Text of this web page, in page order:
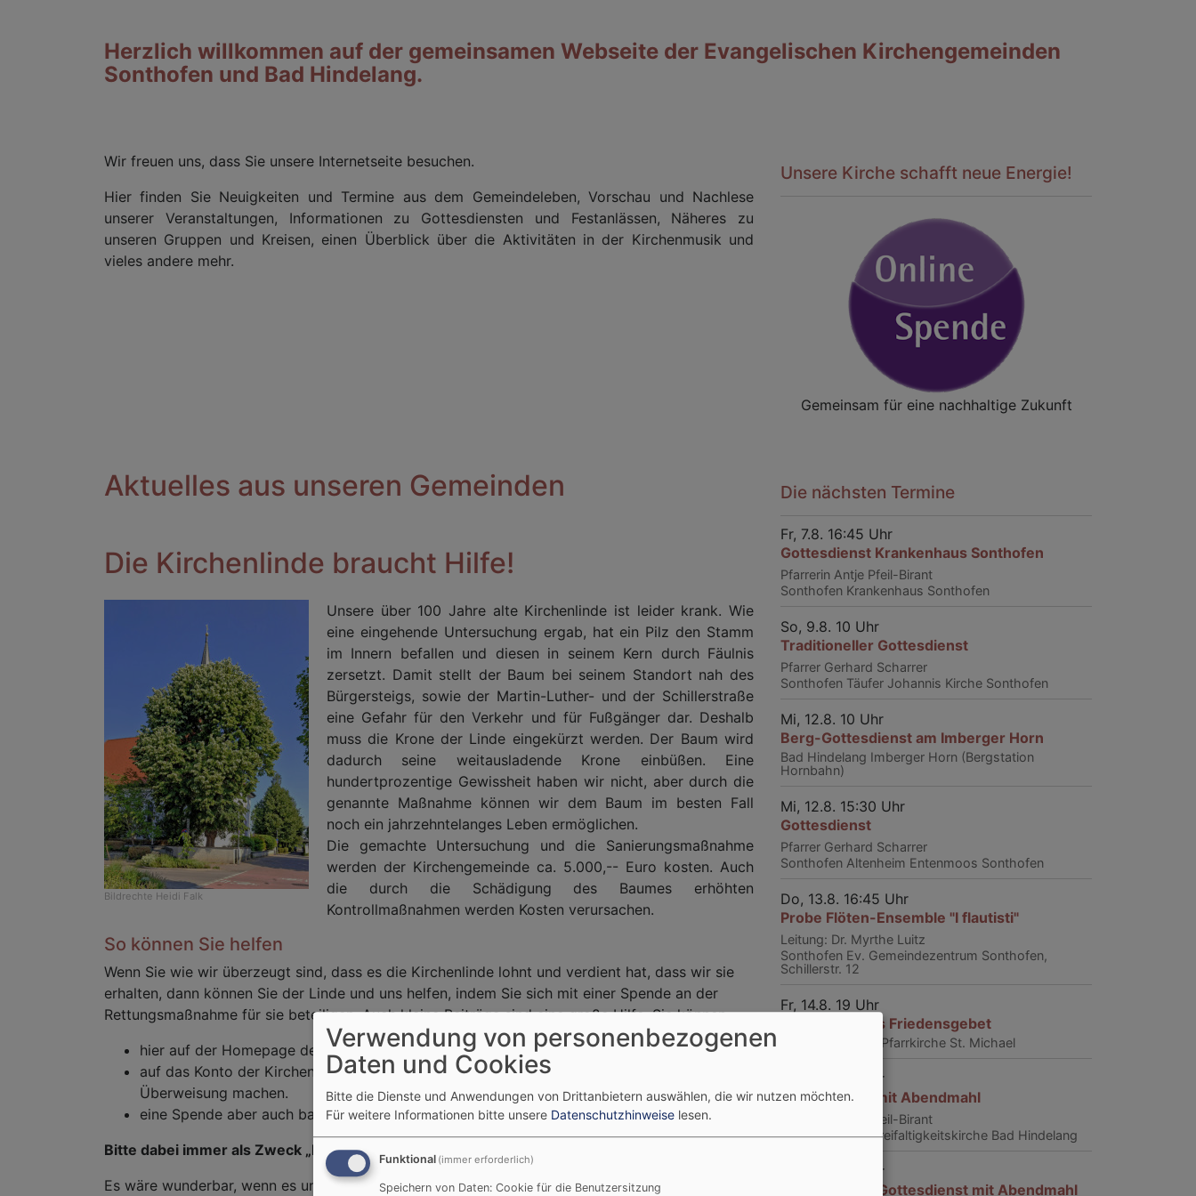
Herzlich willkommen auf der gemeinsamen Webseite der Evangelischen Kirchengemeinden
Sonthofen und Bad Hindelang.
Wir freuen uns, dass Sie unsere Internetseite besuchen.
Hier finden Sie Neuigkeiten und Termine aus dem Gemeindeleben, Vorschau und Nachlese
unserer Veranstaltungen, Informationen zu Gottesdiensten und Festanlässen, Näheres zu
unseren Gruppen und Kreisen, einen Überblick über die Aktivitäten in der Kirchenmusik und
vieles andere mehr.
Unsere Kirche schafft neue Energie!
Gemeinsam für eine nachhaltige Zukunft
Aktuelles aus unseren Gemeinden
Die Kirchenlinde braucht Hilfe!
Bildrechte Heidi Falk
Unsere über 100 Jahre alte Kirchenlinde ist leider krank. Wie
eine eingehende Untersuchung ergab, hat ein Pilz den Stamm
im Innern befallen und diesen in seinem Kern durch Fäulnis
zersetzt. Damit stellt der Baum bei seinem Standort nah des
Bürgersteigs, sowie der Martin-Luther- und der Schillerstraße
eine Gefahr für den Verkehr und für Fußgänger dar. Deshalb
muss die Krone der Linde eingekürzt werden. Der Baum wird
dadurch seine weitausladende Krone einbüßen. Eine
hundertprozentige Gewissheit haben wir nicht, aber durch die
genannte Maßnahme können wir dem Baum im besten Fall
noch ein jahrzehntelanges Leben ermöglichen.
Die gemachte Untersuchung und die Sanierungsmaßnahme
werden der Kirchengemeinde ca. 5.000,-- Euro kosten. Auch
die durch die Schädigung des Baumes erhöhten
Kontrollmaßnahmen werden Kosten verursachen.
So können Sie helfen
Wenn Sie wie wir überzeugt sind, dass es die Kirchenlinde lohnt und verdient hat, dass wir sie
erhalten, dann können Sie der Linde und uns helfen, indem Sie sich mit einer Spende an der
Rettungsmaßnahme für sie beteiligen. Auch kleine Beiträge sind eine große Hilfe. Sie können
hier auf der Homepage den Button „Online-Spende“ drücken und auf diesem Weg spenden.
auf das Konto der Kirchengemeinde (IBAN DE95 7335 0000 0000 005652) eine
Überweisung machen.
eine Spende aber auch bar im Pfarramt abgeben.
Bitte dabei immer als Zweck „Kirchenlinde„ angeben.
Es wäre wunderbar, wenn es uns zusammen gelänge, unsere markante und stattliche
Die nächsten Termine
Fr, 7.8. 16:45 Uhr
Gottesdienst Krankenhaus Sonthofen
Pfarrerin Antje Pfeil-Birant
Sonthofen Krankenhaus Sonthofen
So, 9.8. 10 Uhr
Traditioneller Gottesdienst
Pfarrer Gerhard Scharrer
Sonthofen Täufer Johannis Kirche Sonthofen
Mi, 12.8. 10 Uhr
Berg-Gottesdienst am Imberger Horn
Bad Hindelang Imberger Horn (Bergstation
Hornbahn)
Mi, 12.8. 15:30 Uhr
Gottesdienst
Pfarrer Gerhard Scharrer
Sonthofen Altenheim Entenmoos Sonthofen
Do, 13.8. 16:45 Uhr
Probe Flöten-Ensemble "I flautisti"
Leitung: Dr. Myrthe Luitz
Sonthofen Ev. Gemeindezentrum Sonthofen,
Schillerstr. 12
Fr, 14.8. 19 Uhr
Ökumenisches Friedensgebet
Kath. Pfarrkirche St. Michael
So, 16.8. 10 Uhr
Gottesdienst mit Abendmahl
Pfarrerin Antje Pfeil-Birant
Bad Hindelang Dreifaltigkeitskirche Bad Hindelang
So, 16.8. 10 Uhr
Traditioneller Gottesdienst mit Abendmahl
Verwendung von personenbezogenen
Daten und Cookies
Bitte die Dienste und Anwendungen von Drittanbietern auswählen, die wir nutzen möchten.
Für weitere Informationen bitte unsere Datenschutzhinweise lesen.
Funktional (immer erforderlich)
Speichern von Daten: Cookie für die Benutzersitzung